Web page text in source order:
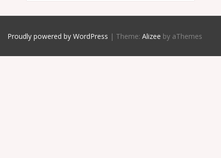
Proudly powered by WordPress | Theme: Alizee by aThemes